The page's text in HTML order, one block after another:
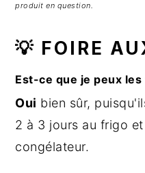
produit en question.
💡 FOIRE
Est-ce que je peux
Oui bien sûr,
2 à 3 jours au frigo
congélateur.